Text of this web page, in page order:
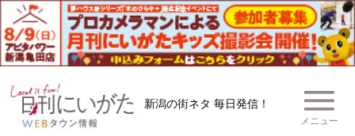
新潟の街ネタ 毎日発信！
メニュー